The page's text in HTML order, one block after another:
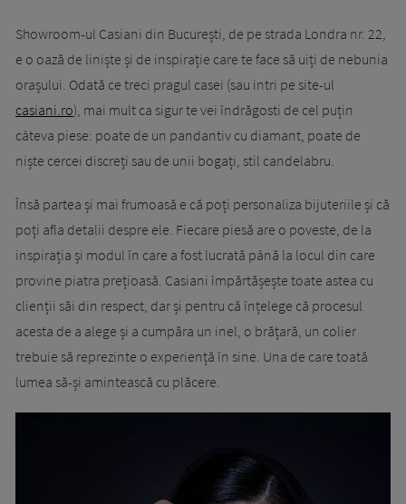
Showroom-ul Casiani din București, de pe strada Londra nr. 22,
e o oază de liniște și de inspirație care te face să uiți de nebunia
orașului. Odată ce treci pragul casei (sau intri pe site-ul
casiani.ro), mai mult ca sigur te vei îndrăgosti de cel puțin
câteva piese: poate de un pandantiv cu diamant, poate de
niște cercei discreți sau de unii bogați, stil candelabru.
Însă partea și mai frumoasă e că poți personaliza bijuteriile și că
poți afla detalii despre ele. Fiecare piesă are o poveste, de la
inspirația și modul în care a fost lucrată până la locul din care
provine piatra prețioasă. Casiani împărtășește toate astea cu
clienții săi din respect, dar și pentru că înțelege că procesul
acesta de a alege și a cumpăra un inel, o brățară, un colier
trebuie să reprezinte o experiență în sine. Una de care toată
lumea să-și amintească cu plăcere.